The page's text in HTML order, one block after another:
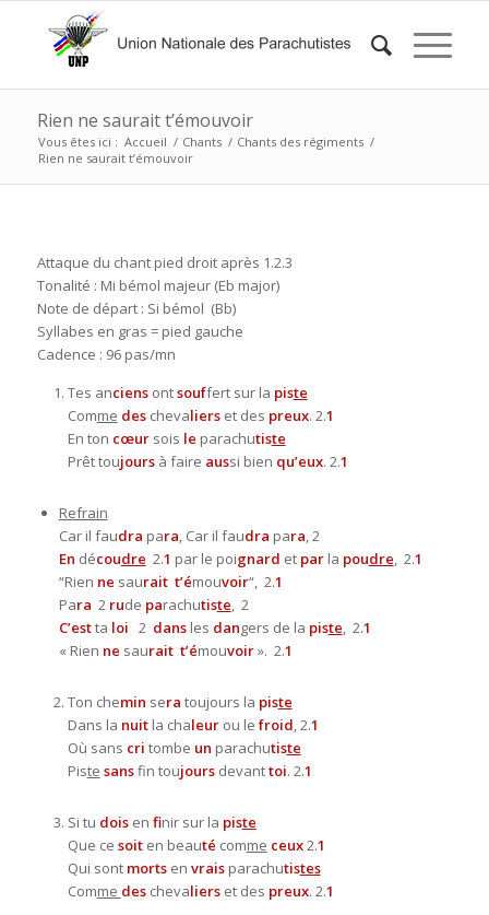
Rien ne saurait t’émouvoir
Vous êtes ici : Accueil / Chants / Chants des régiments /
Rien ne saurait t’émouvoir
Attaque du chant pied droit après 1.2.3
Tonalité : Mi bémol majeur (Eb major)
Note de départ : Si bémol (Bb)
Syllabes en gras = pied gauche
Cadence : 96 pas/mn
Tes anciensontsouffert sur la piste
Comme deschevalierset des preux. 2.1
En ton cœursois le parachutiste
Prêt toujoursà faire aussi bien qu’eux. 2.1
Refrain
Car il faudra para, Car il faudra para, 2
En découdre 2.1 par le poignard etparla poudre, 2.1
“Rien ne saurait t’émouvoir“, 2.1
Para 2rude parachutiste, 2
C’estta loi 2 dansles dangers de la piste, 2.1
« Rien ne saurait t’émouvoir». 2.1
Ton chemin sera toujours la piste
Dans la nuitla chaleurou le froid, 2.1
Où sans cri tombe un parachutiste
Piste sansfin toujoursdevanttoi. 2.1
Si tu doisen finir sur la piste
Que ce soiten beauté comme ceux2.1
Qui sontmortsen vraisparachutistes
Comme deschevalierset des preux. 2.1